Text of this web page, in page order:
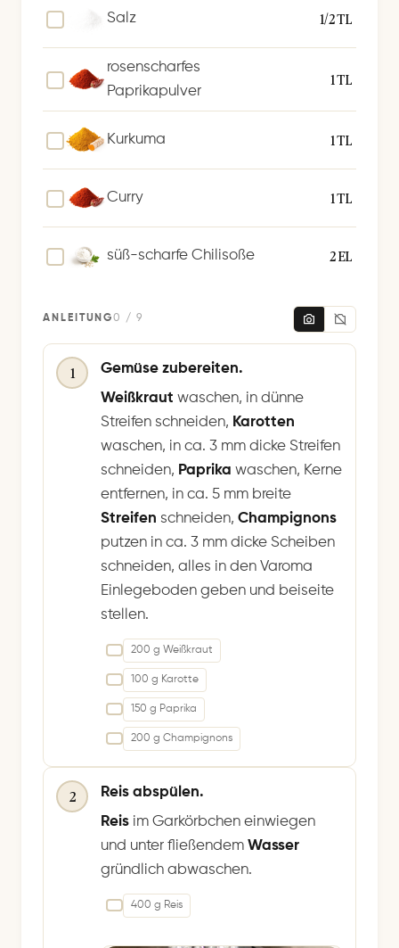
1/2 TL
Salz
1 TL
rosenscharfes
Paprikapulver
1 TL
Kurkuma
1 TL
Curry
2 EL
süß-scharfe Chilisoße
ANLEITUNG0 / 9
1
Gemüse zubereiten.
Weißkraut waschen, in dünne
Streifen schneiden, Karotten
waschen, in ca. 3 mm dicke Streifen
schneiden, Paprika waschen, Kerne
entfernen, in ca. 5 mm breite
Streifen schneiden, Champignons
putzen in ca. 3 mm dicke Scheiben
schneiden, alles in den Varoma
Einlegeboden geben und beiseite
stellen.
200 g Weißkraut
100 g Karotte
150 g Paprika
200 g Champignons
2
Reis abspülen.
Reis im Garkörbchen einwiegen
und unter fließendem Wasser
gründlich abwaschen.
400 g Reis